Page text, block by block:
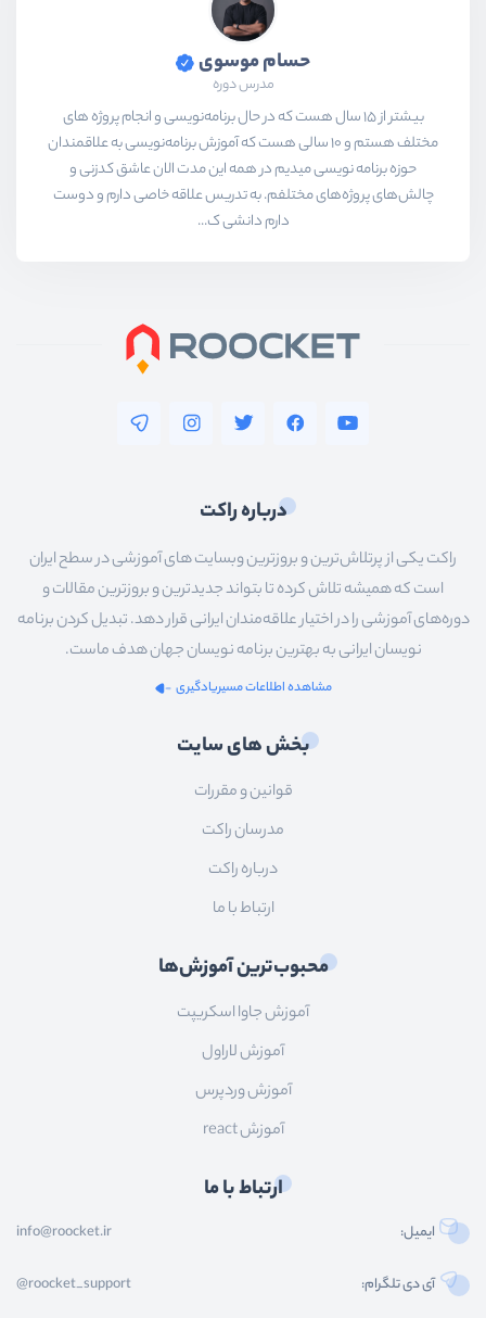
حسام موسوی
مدرس دوره
بیشتر از ۱۵ سال هست که در حال برنامه‌نویسی و انجام پروژه های
مختلف هستم و ۱۰ سالی هست که آموزش برنامه‌نویسی به علاقمندان
حوزه برنامه نویسی میدیم در همه این مدت الان عاشق کدزنی و
چالش‌های پروژه‌های مختلفم. به تدریس علاقه خاصی دارم و دوست
دارم دانشی ک...
درباره راکت
راکت یکی از پرتلاش‌ترین و بروزترین وبسایت های آموزشی در سطح ایران
است که همیشه تلاش کرده تا بتواند جدیدترین و بروزترین مقالات و
دوره‌های آموزشی را در اختیار علاقه‌مندان ایرانی قرار دهد. تبدیل کردن برنامه
نویسان ایرانی به بهترین برنامه نویسان جهان هدف ماست.
مشاهده اطلاعات مسیریادگیری
بخش های سایت
قوانین و مقررات
مدرسان راکت
درباره راکت
ارتباط با ما
محبوب‌ترین آموزش‌ها
آموزش جاوا اسکریپت
آموزش لاراول
آموزش وردپرس
آموزش react
ارتباط با ما
ایمیل: info@roocket.ir
آی دی تلگرام: @roocket_support